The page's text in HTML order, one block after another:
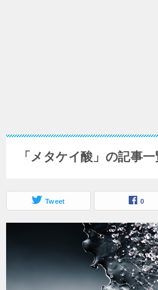
「メタケイ酸」の記事一
Tweet 0